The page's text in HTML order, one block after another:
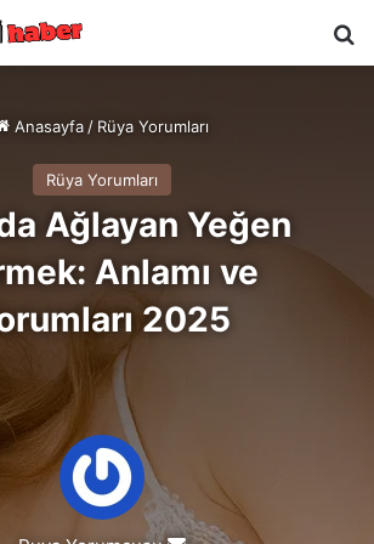
Anasayfa / Rüya Yorumları
Rüya Yorumları
Ağlayan Yeğen
Anlamı ve
2025